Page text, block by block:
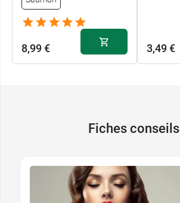
8,99 € 3,49 €
Fiches conseils